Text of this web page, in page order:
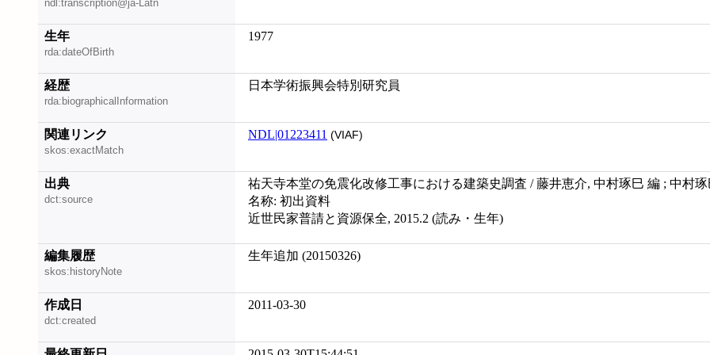
ndl:transcription@ja-Latn
生年
rda:dateOfBirth
1977
経歴
rda:biographicalInformation
日本学術振興会特別研究員
関連リンク
skos:exactMatch
NDL|01223411 (VIAF)
出典
dct:source
祐天寺本堂の免震化改修工事における建築史調査 / 藤井恵介, 中村琢巳 編 ; 中村
名称: 初出資料
近世民家普請と資源保全, 2015.2 (読み・生年)
編集履歴
skos:historyNote
生年追加 (20150326)
作成日
dct:created
2011-03-30